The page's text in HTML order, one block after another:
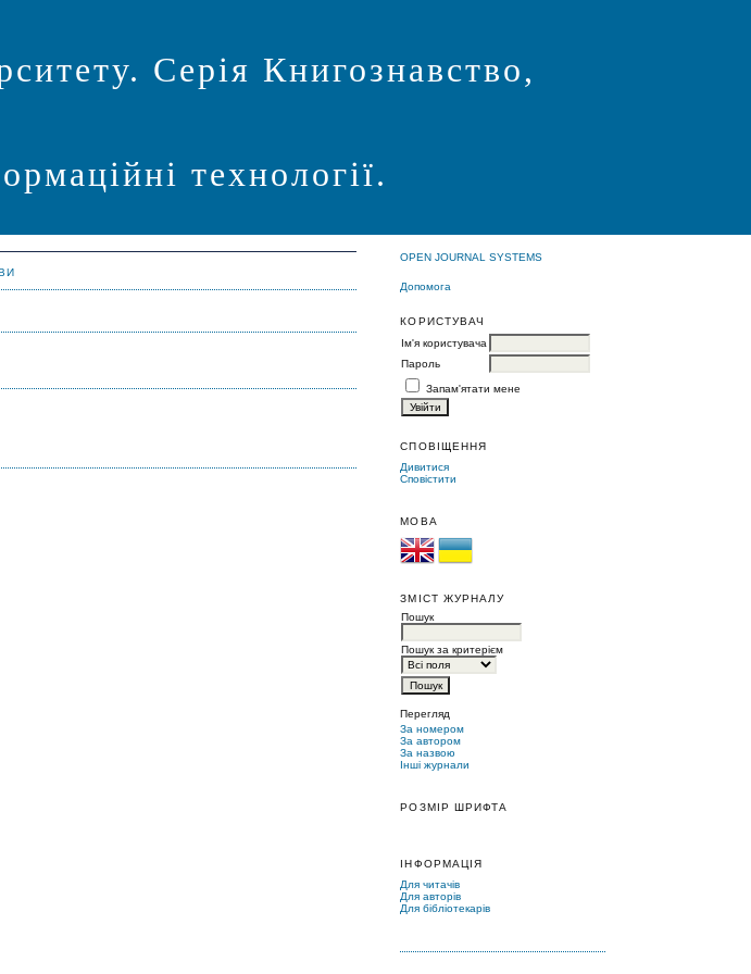
Серія Книгознавство,
технології.
OPEN JOURNAL SYSTEMS
Допомога
КОРИСТУВАЧ
Ім'я користувача
Пароль
Запам'ятати мене
СПОВІЩЕННЯ
Дивитися
Сповістити
МОВА
ЗМІСТ ЖУРНАЛУ
Пошук
Пошук за критерієм
Перегляд
За номером
За автором
За назвою
Інші журнали
РОЗМІР ШРИФТА
ІНФОРМАЦІЯ
Для читачів
Для авторів
Для бібліотекарів